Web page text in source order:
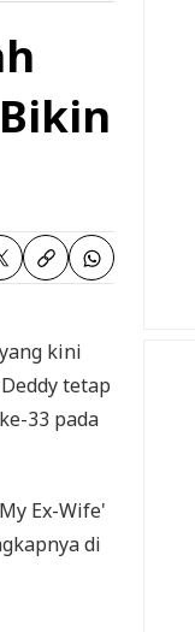
kini
tetap
33 pada
Ex-Wife'
di